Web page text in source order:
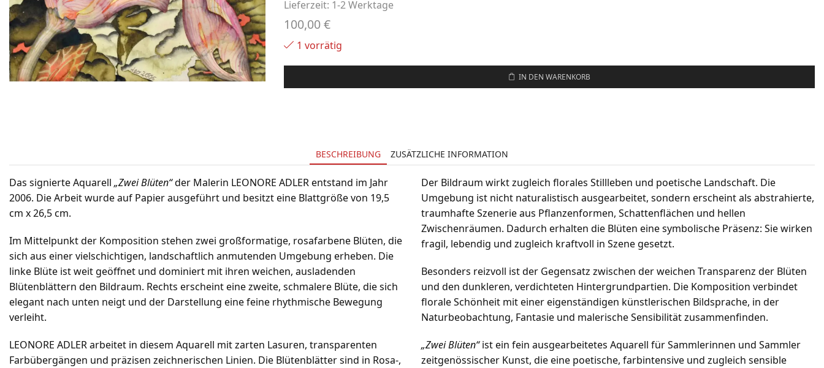
Lieferzeit: 1-2 Werktage
100,00€
1 vorrätig
IN DEN WARENKORB
BESCHREIBUNG ZUSÄTZLICHE INFORMATION
Das signierte Aquarell „Zwei Blüten“der Malerin LEONORE ADLER entstand im Jahr
2006. Die Arbeit wurde auf Papier ausgeführt und besitzt eine Blattgröße von 19,5
cm x 26,5 cm.
Im Mittelpunkt der Komposition stehen zwei großformatige, rosafarbene Blüten, die
sich aus einer vielschichtigen, landschaftlich anmutenden Umgebung erheben. Die
linke Blüte ist weit geöffnet und dominiert mit ihren weichen, ausladenden
Blütenblättern den Bildraum. Rechts erscheint eine zweite, schmalere Blüte, die sich
elegant nach unten neigt und der Darstellung eine feine rhythmische Bewegung
verleiht.
LEONORE ADLER arbeitet in diesem Aquarell mit zarten Lasuren, transparenten
Farbübergängen und präzisen zeichnerischen Linien. Die Blütenblätter sind in Rosa-,
Der Bildraum wirkt zugleich florales Stillleben und poetische Landschaft. Die
Umgebung ist nicht naturalistisch ausgearbeitet, sondern erscheint als abstrahierte,
traumhafte Szenerie aus Pflanzenformen, Schattenflächen und hellen
Zwischenräumen. Dadurch erhalten die Blüten eine symbolische Präsenz: Sie wirken
fragil, lebendig und zugleich kraftvoll in Szene gesetzt.
Besonders reizvoll ist der Gegensatz zwischen der weichen Transparenz der Blüten
und den dunkleren, verdichteten Hintergrundpartien. Die Komposition verbindet
florale Schönheit mit einer eigenständigen künstlerischen Bildsprache, in der
Naturbeobachtung, Fantasie und malerische Sensibilität zusammenfinden.
„Zwei Blüten“ist ein fein ausgearbeitetes Aquarell für Sammlerinnen und Sammler
zeitgenössischer Kunst, die eine poetische, farbintensive und zugleich sensible